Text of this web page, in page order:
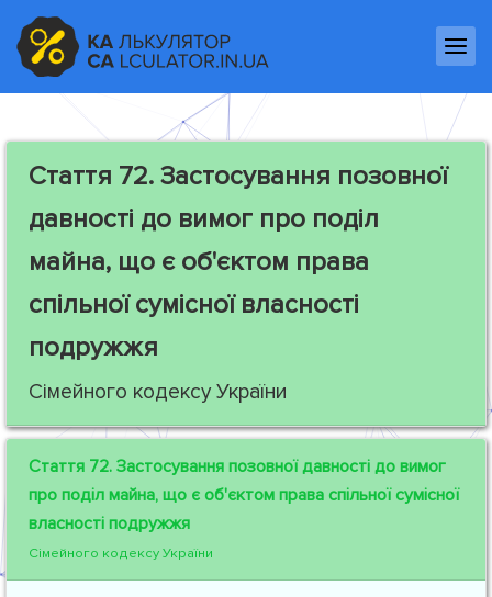
Стаття 72. Застосування позовної
давності до вимог про поділ
майна, що є об'єктом права
спільної сумісної власності
подружжя
Сімейного кодексу України
Стаття 72. Застосування позовної давності до вимог
про поділ майна, що є об'єктом права спільної сумісної
власності подружжя
Сімейного кодексу України